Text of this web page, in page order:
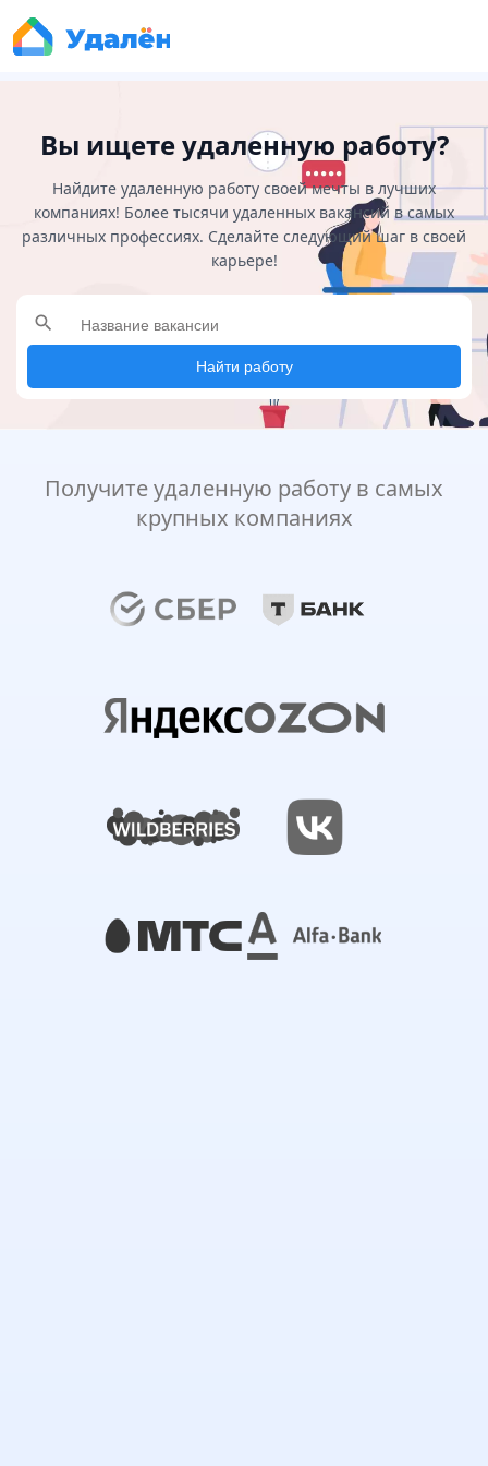
Вы ищете удаленную работу?
Найдите удаленную работу своей мечты в лучших
компаниях! Более тысячи удаленных вакансий в самых
различных профессиях. Сделайте следующий шаг в своей
карьере!
search
Найти работу
Получите удаленную работу в самых
крупных компаниях